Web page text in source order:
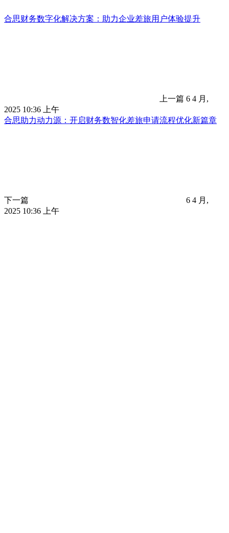
合思财务数字化解决方案：助力企业差旅用户体验提升
上一篇 6 4 月,
2025 10:36 上午
合思助力动力源：开启财务数智化差旅申请流程优化新篇章
下一篇
6 4 月,
2025 10:36 上午